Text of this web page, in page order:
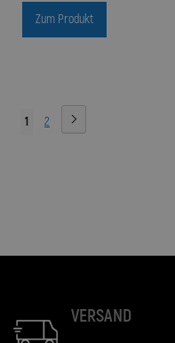
Zum Produkt
1 2
VERSAND